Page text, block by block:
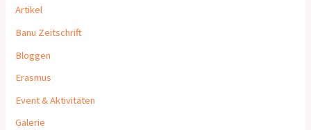
Artikel
Banu Zeitschrift
Bloggen
Erasmus
Event & Aktivitäten
Galerie